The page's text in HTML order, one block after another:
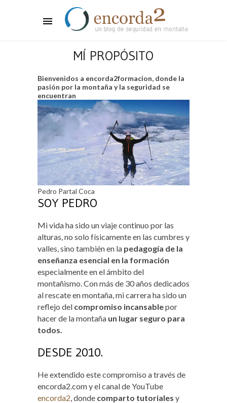
MÍ PROPÓSITO
Bienvenidos a encorda2formacion, donde la
pasión por la montaña y la seguridad se
encuentran
Pedro Partal Coca
SOY PEDRO
Mi vida ha sido un viaje continuo por las
alturas, no solo físicamente en las cumbres y
valles, sino también en la pedagogía de la
enseñanza esencial en la formación
especialmente en el ámbito del
montañismo. Con más de 30 años dedicados
al rescate en montaña, mi carrera ha sido un
reflejo del compromiso incansablepor
hacer de la montaña un lugar seguro para
todos.
DESDE 2010.
He extendido este compromiso a través de
encorda2.com y el canal de YouTube
encorda2 , donde comparto tutoriales y